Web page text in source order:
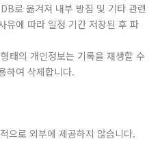
로 옮겨져 내부 방침 및 기타 관련
유에 따라 일정 기간 저장된 후 파
태의 개인정보는 기록을 재생할 수
하여 삭제합니다.
으로 외부에 제공하지 않습니다.